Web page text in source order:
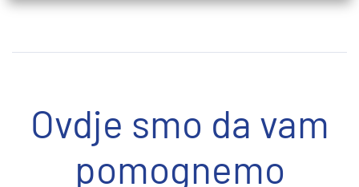
Ovdje smo da vam
pomognemo